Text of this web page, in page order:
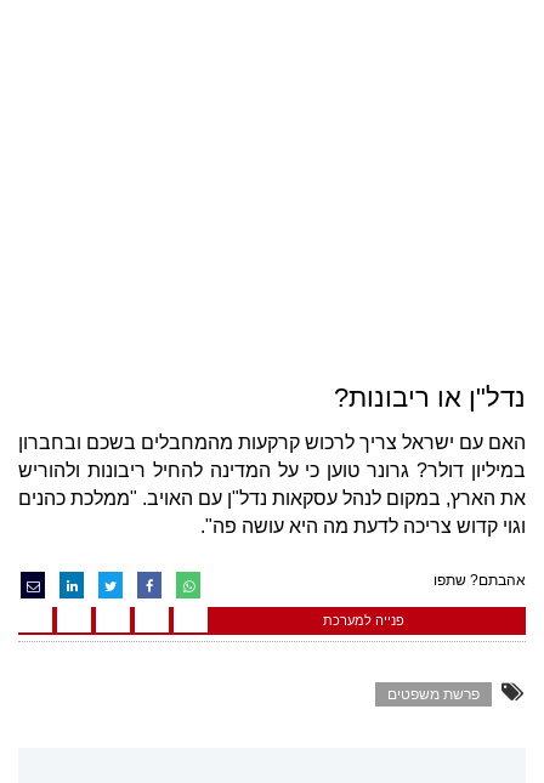
נדל"ן או ריבונות?
האם עם ישראל צריך לרכוש קרקעות מהמחבלים בשכם ובחברון
במיליון דולר? גרונר טוען כי על המדינה להחיל ריבונות ולהוריש
את הארץ, במקום לנהל עסקאות נדל"ן עם האויב. "ממלכת כהנים
וגוי קדוש צריכה לדעת מה היא עושה פה".
אהבתם? שתפו
פנייה למערכת
פרשת משפטים